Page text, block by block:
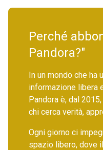
Perché
Pandora?"
In un mondo che ha
informazione libera
Pandora è, dal
chi cerca verità,
Ogni giorno ci
spazio libero, dove